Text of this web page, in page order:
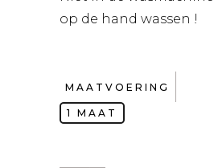
op de hand wassen !
MAATVOERING
1 MAAT